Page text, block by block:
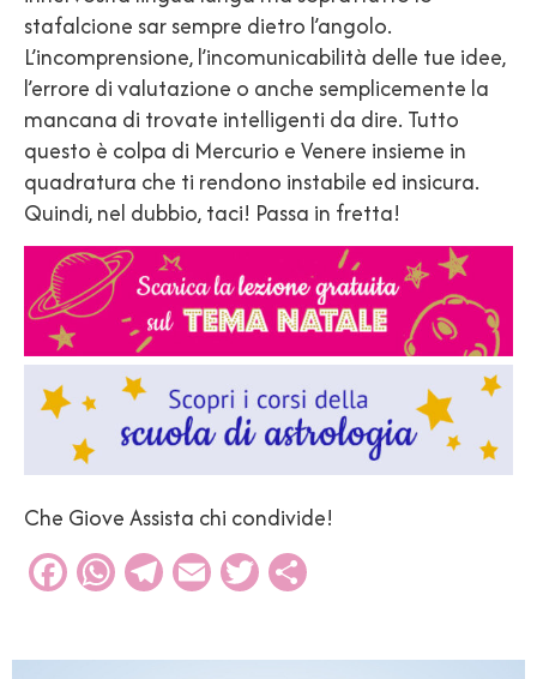
stafalcione sar sempre dietro l’angolo.
L’incomprensione, l’incomunicabilità delle tue idee,
l’errore di valutazione o anche semplicemente la
mancana di trovate intelligenti da dire. Tutto
questo è colpa di Mercurio e Venere insieme in
quadratura che ti rendono instabile ed insicura.
Quindi, nel dubbio, taci! Passa in fretta!
Che Giove Assista chi condivide!
Facebook
WhatsApp
Telegram
EmailTwitter